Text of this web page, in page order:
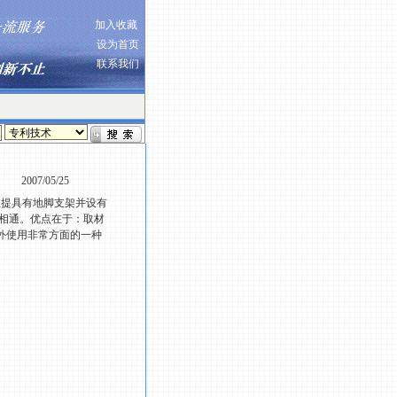
加入收藏
设为首页
联系我们
2007/05/25
具有地脚支架并设有
通。优点在于：取材
使用非常方面的一种